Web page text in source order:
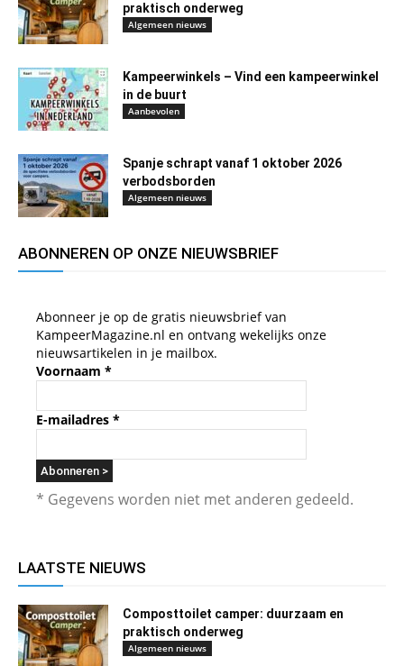
praktisch onderweg
Algemeen nieuws
Kampeerwinkels – Vind een kampeerwinkel
in de buurt
Aanbevolen
Spanje schrapt vanaf 1 oktober 2026
verbodsborden
Algemeen nieuws
ABONNEREN OP ONZE NIEUWSBRIEF
Abonneer je op de gratis nieuwsbrief van
KampeerMagazine.nl en ontvang wekelijks onze
nieuwsartikelen in je mailbox.
Voornaam *
E-mailadres *
* Gegevens worden niet met anderen gedeeld.
LAATSTE NIEUWS
Composttoilet camper: duurzaam en
praktisch onderweg
Algemeen nieuws